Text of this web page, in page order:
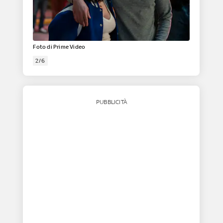
Foto di Prime Video
2/6
PUBBLICITÀ